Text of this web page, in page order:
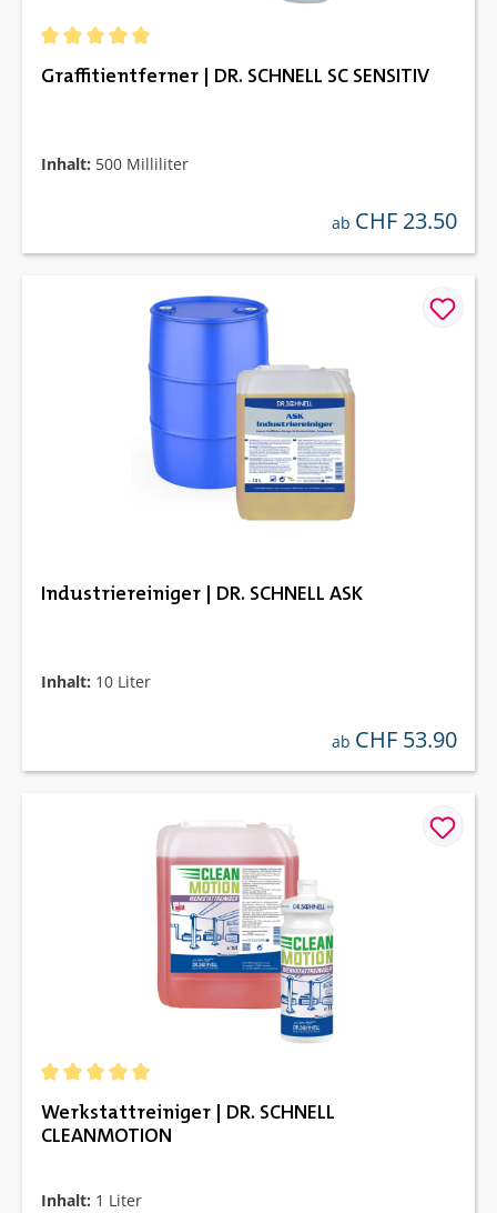
Graffitientferner | DR. SCHNELL SC SENSITIV
Inhalt: 500 Milliliter
regulärer preis:
ab CHF 23.50
Industriereiniger | DR. SCHNELL ASK
Inhalt: 10 Liter
regulärer preis:
ab CHF 53.90
Werkstattreiniger | DR. SCHNELL
CLEANMOTION
Inhalt: 1 Liter